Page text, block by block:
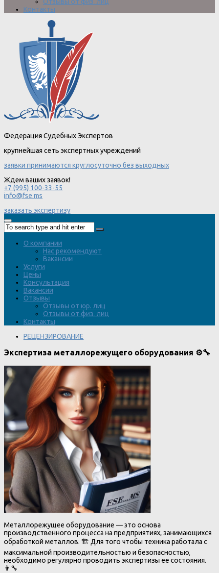
Отзывы от физ. лиц
Контакты
Федерация Судебных Экспертов
крупнейшая сеть экспертных учреждений
заявки принимаются круглосуточно без выходных
Ждем ваших заявок!
+7 (995) 100-33-55
info@fse.ms
заказать экспертизу
О компании
Нас рекомендуют
Вакансии
Услуги
Цены
Консультация
Вакансии
Отзывы
Отзывы от юр. лиц
Отзывы от физ. лиц
Контакты
РЕЦЕНЗИРОВАНИЕ
Экспертиза металлорежущего оборудования ⚙️🔧
Металлорежущее оборудование — это основа
производственного процесса на предприятиях, занимающихся
обработкой металлов. 🏗️ Для того чтобы техника работала с
максимальной производительностью и безопасностью,
необходимо регулярно проводить экспертизы ее состояния.
👨‍🔧